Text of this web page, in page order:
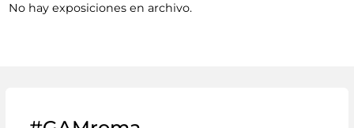
No hay exposiciones en archivo.